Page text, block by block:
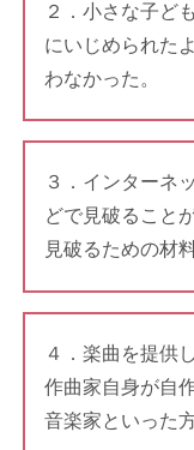
２．小さな子ど
にいじめられた
わなかった。
３．インターネ
どで見破ること
見破るための材
４．楽曲を提供
作曲家自身が自
音楽家といった